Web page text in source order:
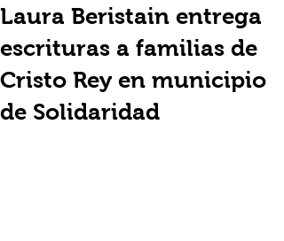
Laura Beristain entrega
escrituras a familias de
Cristo Rey en municipio
de Solidaridad